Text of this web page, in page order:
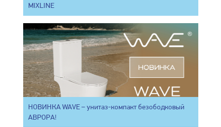
MIXLINE
НОВИНКА WAVE – унитаз-компакт безободковый
АВРОРА!